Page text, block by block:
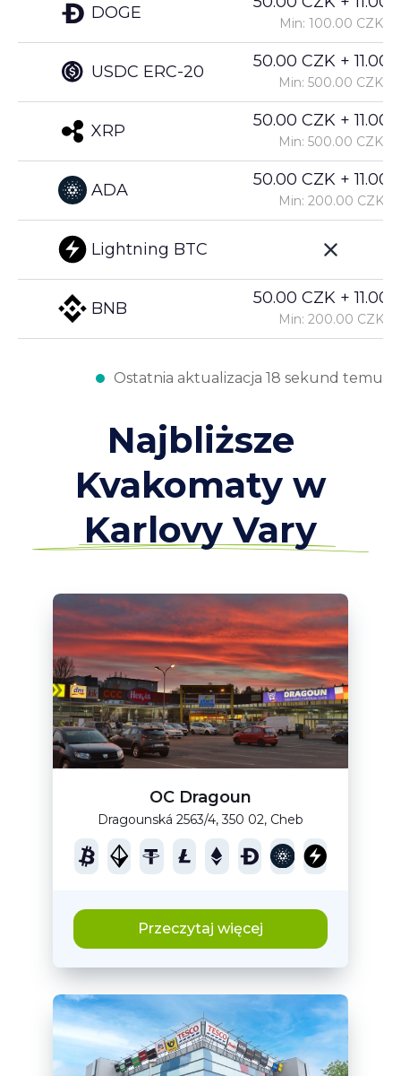
DOGE
USDC ERC-20
XRP
ADA
Lightning BTC
BNB
Min: 100.00 CZK
50.00 CZK +
Min: 500.00 CZK
50.00 CZK +
Min: 500.00 CZK
50.00 CZK +
Min: 200.00 CZK
50.00 CZK +
Min: 200.00 CZK
Ostatnia aktualizacja 18 sekund temu
Najbliższe
Kvakomaty w
Karlovy Vary
OC Dragoun
Dragounská 2563/4, 350 02, Cheb
Przeczytaj więcej